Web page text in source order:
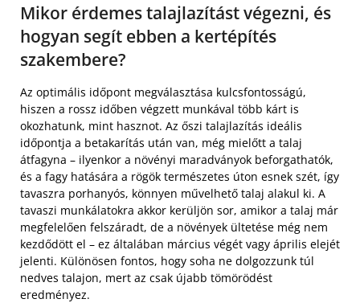
Mikor érdemes talajlazítást végezni, és
hogyan segít ebben a kertépítés
szakembere?
Az optimális időpont megválasztása kulcsfontosságú,
hiszen a rossz időben végzett munkával több kárt is
okozhatunk, mint hasznot. Az őszi talajlazítás ideális
időpontja a betakarítás után van, még mielőtt a talaj
átfagyna – ilyenkor a növényi maradványok beforgathatók,
és a fagy hatására a rögök természetes úton esnek szét, így
tavaszra porhanyós, könnyen művelhető talaj alakul ki. A
tavaszi munkálatokra akkor kerüljön sor, amikor a talaj már
megfelelően felszáradt, de a növények ültetése még nem
kezdődött el – ez általában március végét vagy április elejét
jelenti. Különösen fontos, hogy soha ne dolgozzunk túl
nedves talajon, mert az csak újabb tömörödést
eredményez.